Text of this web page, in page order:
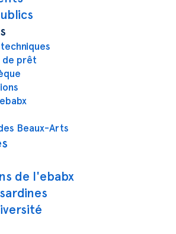
de prêt
Beaux-Arts
de l'ebabx